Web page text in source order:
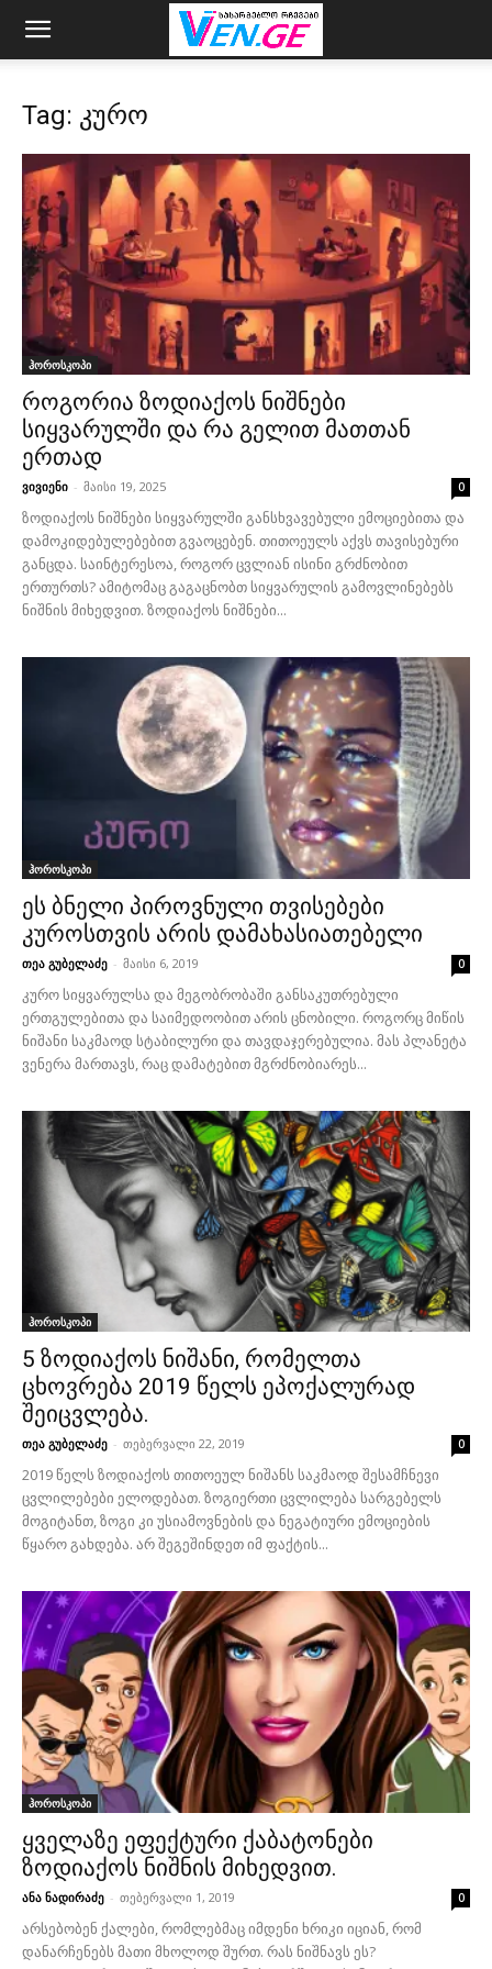
Tag: კურო
ჰოროსკოპი
როგორია ზოდიაქოს ნიშნები
სიყვარულში და რა გელით მათთან
ერთად
ვივიენი - მაისი 19, 2025 0
ზოდიაქოს ნიშნები სიყვარულში განსხვავებული ემოციებითა და
დამოკიდებულებებით გვაოცებენ. თითოეულს აქვს თავისებური
განცდა. საინტერესოა, როგორ ცვლიან ისინი გრძნობით
ერთურთს? ამიტომაც გაგაცნობთ სიყვარულის გამოვლინებებს
ნიშნის მიხედვით. ზოდიაქოს ნიშნები...
ჰოროსკოპი
ეს ბნელი პიროვნული თვისებები
კუროსთვის არის დამახასიათებელი
თეა გუბელაძე - მაისი 6, 2019 0
კურო სიყვარულსა და მეგობრობაში განსაკუთრებული
ერთგულებითა და საიმედოობით არის ცნობილი. როგორც მიწის
ნიშანი საკმაოდ სტაბილური და თავდაჯერებულია. მას პლანეტა
ვენერა მართავს, რაც დამატებით მგრძნობიარეს...
ჰოროსკოპი
5 ზოდიაქოს ნიშანი, რომელთა
ცხოვრება 2019 წელს ეპოქალურად
შეიცვლება.
თეა გუბელაძე - თებერვალი 22, 2019 0
2019 წელს ზოდიაქოს თითოეულ ნიშანს საკმაოდ შესამჩნევი
ცვლილებები ელოდებათ. ზოგიერთი ცვლილება სარგებელს
მოგიტანთ, ზოგი კი უსიამოვნების და ნეგატიური ემოციების
წყარო გახდება. არ შეგეშინდეთ იმ ფაქტის...
ჰოროსკოპი
ყველაზე ეფექტური ქაბატონები
ზოდიაქოს ნიშნის მიხედვით.
ანა ნადირაძე - თებერვალი 1, 2019 0
არსებობენ ქალები, რომლებმაც იმდენი ხრიკი იციან, რომ
დანარჩენებს მათი მხოლოდ შურთ. რას ნიშნავს ეს?